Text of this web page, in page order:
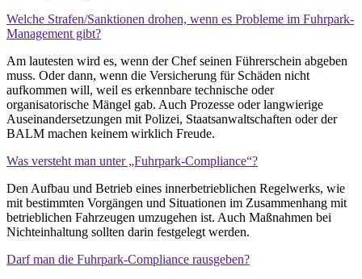
Welche Strafen/Sanktionen drohen, wenn es Probleme im Fuhrpark-
Management gibt?
Am lautesten wird es, wenn der Chef seinen Führerschein abgeben
muss. Oder dann, wenn die Versicherung für Schäden nicht
aufkommen will, weil es erkennbare technische oder
organisatorische Mängel gab. Auch Prozesse oder langwierige
Auseinandersetzungen mit Polizei, Staatsanwaltschaften oder der
BALM machen keinem wirklich Freude.
Was versteht man unter „Fuhrpark-Compliance“?
Den Aufbau und Betrieb eines innerbetrieblichen Regelwerks, wie
mit bestimmten Vorgängen und Situationen im Zusammenhang mit
betrieblichen Fahrzeugen umzugehen ist. Auch Maßnahmen bei
Nichteinhaltung sollten darin festgelegt werden.
Darf man die Fuhrpark-Compliance rausgeben?